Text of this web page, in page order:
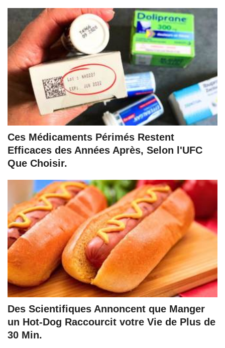
Ces Médicaments Périmés Restent
Efficaces des Années Après, Selon l'UFC
Que Choisir.
Des Scientifiques Annoncent que Manger
un Hot-Dog Raccourcit votre Vie de Plus de
30 Min.